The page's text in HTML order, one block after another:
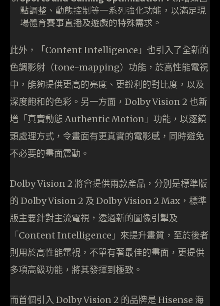
點調整、動態控制等一系列強化功能，以滿足現
場體育賽事直播及遊戲的特殊需求。
此外，「Content Intelligence」也引入了全新的
色調影射（tone-mapping）功能，於高性能電視
中，能夠提供更高的亮度、更銳利的對比度，以及
深度飽和的色彩。另一方面，Dolby Vision 2 也新
增「真實動態 Authentic Motion」功能，以逐鏡
頭處理方式，令畫面有更真實的電影感，同時避免
不必要的畫面震動。
Dolby Vision 2 將會提供兩款產品，分別是標準版
的 Dolby Vision 2 及 Dolby Vision 2 Max，標準
版主要針對主流電視，透過新的圖像引掣及
「Content Intelligence」來提升畫質，至於後者
則用於高性能電視，不單有著最佳的畫面，更提供
多項高級功能，將其發揮到極致。
而首個引入 Dolby Vision 2 的品牌是 Hisense 海